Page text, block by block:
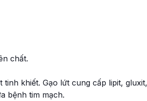
chất.
khiết. Gạo lứt cung cấp lipit,
bệnh tim mạch.